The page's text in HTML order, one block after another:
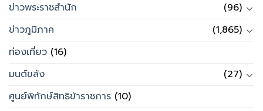
ข่าวพระราชสำนัก
(96)
ข่าวภูมิภาค
(1,865)
ท่องเที่ยว (16)
มนต์ขลัง
(27)
ศูนย์พิทักษ์สิทธิข้าราชการ (10)